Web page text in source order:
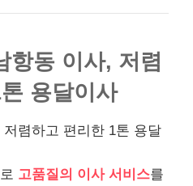
항동 이사, 저렴
용달이사
렴하고 편리한 1톤 용달
고품질의 이사 서비스를